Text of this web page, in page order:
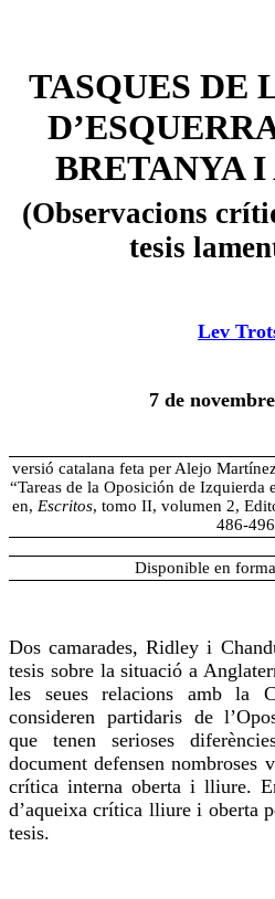
TASQUES DE
BRETANYA
(Observacions
tesis
Lev
7 de
versió catalana feta per Alejo
“Tareas de la Oposición de Izquierda
en, Escritos, tomo II, volumen 2,
486-
Disponible en
Dos camarades, Ridley i
tesis sobre la situació a
les seues relacions amb la
consideren partidaris de
que tenen serioses
document defensen nombroses
crítica interna oberta i lliure.
d’aqueixa crítica lliurei oberta
tesis.